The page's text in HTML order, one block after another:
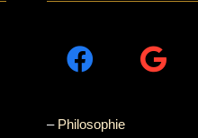
– Philosophie